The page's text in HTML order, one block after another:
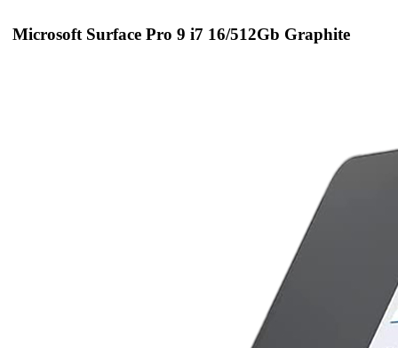
Microsoft Surface Pro 9 i7 16/512Gb Graphite